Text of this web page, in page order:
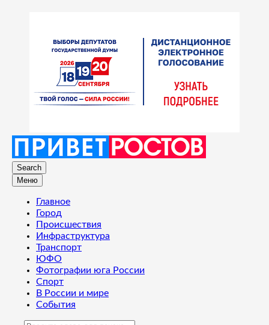
Search
Меню
Главное
Город
Происшествия
Инфраструктура
Транспорт
ЮФО
Фотографии юга России
Спорт
В России и мире
События